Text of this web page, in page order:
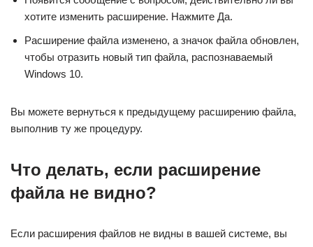
хотите изменить расширение. Нажмите Да.
Расширение файла изменено, а значок файла обновлен,
чтобы отразить новый тип файла, распознаваемый
Windows 10.
Вы можете вернуться к предыдущему расширению файла,
выполнив ту же процедуру.
Что делать, если расширение
файла не видно?
Если расширения файлов не видны в вашей системе, вы